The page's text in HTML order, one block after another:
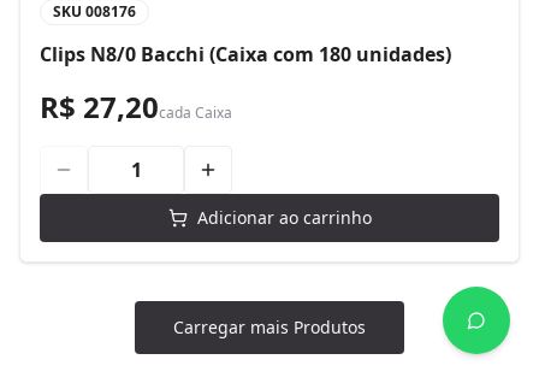
SKU 008176
Clips N8/0 Bacchi (Caixa com 180 unidades)
R$ 27,20cada Caixa
Adicionar ao carrinho
Carregar mais Produtos